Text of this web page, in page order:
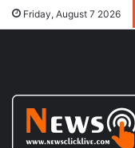
Friday, August 7 2026